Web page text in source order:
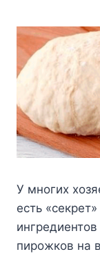
У многих
есть
пирожков на